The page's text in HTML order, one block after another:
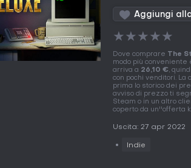
Aggiungi
★★★★★
Dove comprare The
modo più conveniente
arriva a 26,10 €,
con pochi venditori.
prima lo storico dei
avviso di prezzo ti
Steam o in un altro
coperto da un''offerta
Uscita: 27 apr 2022
Indie